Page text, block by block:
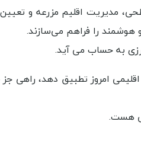
اقلیم مزرعه و تعیین
هوشمند را فراهم می‌سازند.
به حساب می آید.
امروز تطبیق دهد، راهی
هست.